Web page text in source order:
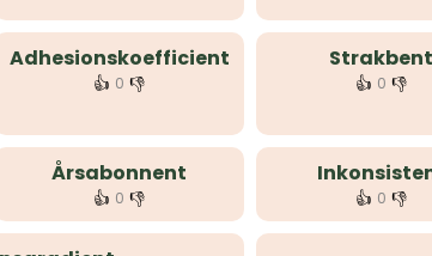
Adhesionskoefficient
👍 0 👎
Strakbent
👍 0 👎
Årsabonnent
👍 0 👎 👍 0 👎